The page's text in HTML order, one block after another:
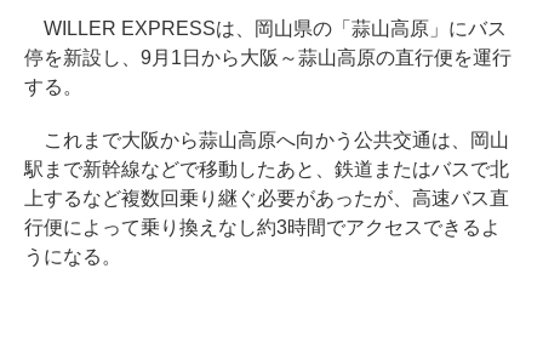
WILLER EXPRESSは、岡山県の「蒜山高原」にバス
停を新設し、9月1日から大阪～蒜山高原の直行便を運行
する。
これまで大阪から蒜山高原へ向かう公共交通は、岡山
駅まで新幹線などで移動したあと、鉄道またはバスで北
上するなど複数回乗り継ぐ必要があったが、高速バス直
行便によって乗り換えなし約3時間でアクセスできるよ
うになる。